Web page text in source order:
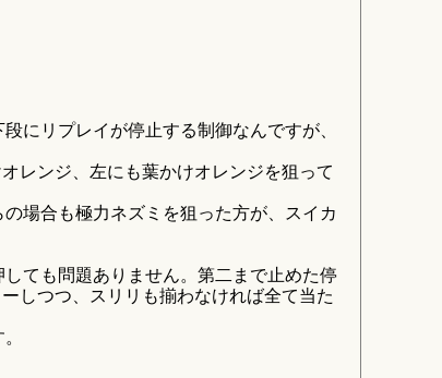
にリプレイが停止する制御なんですが、
レンジ、左にも葉かけオレンジを狙って
場合も極力ネズミを狙った方が、スイカ
ても問題ありません。第二まで止めた停
しつつ、スリリも揃わなければ全て当た